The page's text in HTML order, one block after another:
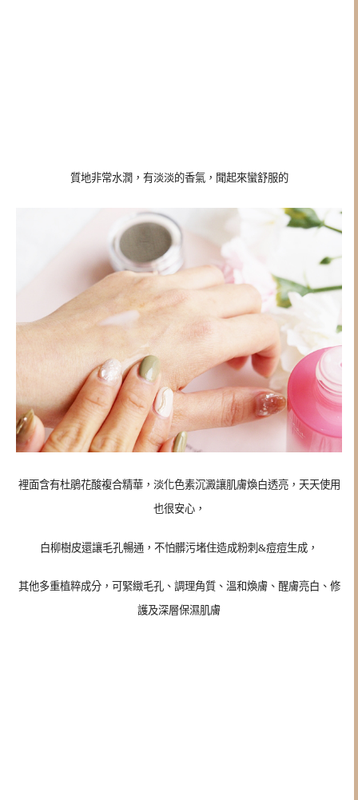
質地非常水潤，有淡淡的香氣，聞起來蠻舒服的
裡面含有杜鵑花酸複合精華，淡化色素沉澱讓肌膚煥白透亮，天天使用
也很安心，
白柳樹皮還讓毛孔暢通，不怕髒污堵住造成粉刺&痘痘生成，
其他多重植粹成分，可緊緻毛孔、調理角質、溫和煥膚、醒膚亮白、修
護及深層保濕肌膚